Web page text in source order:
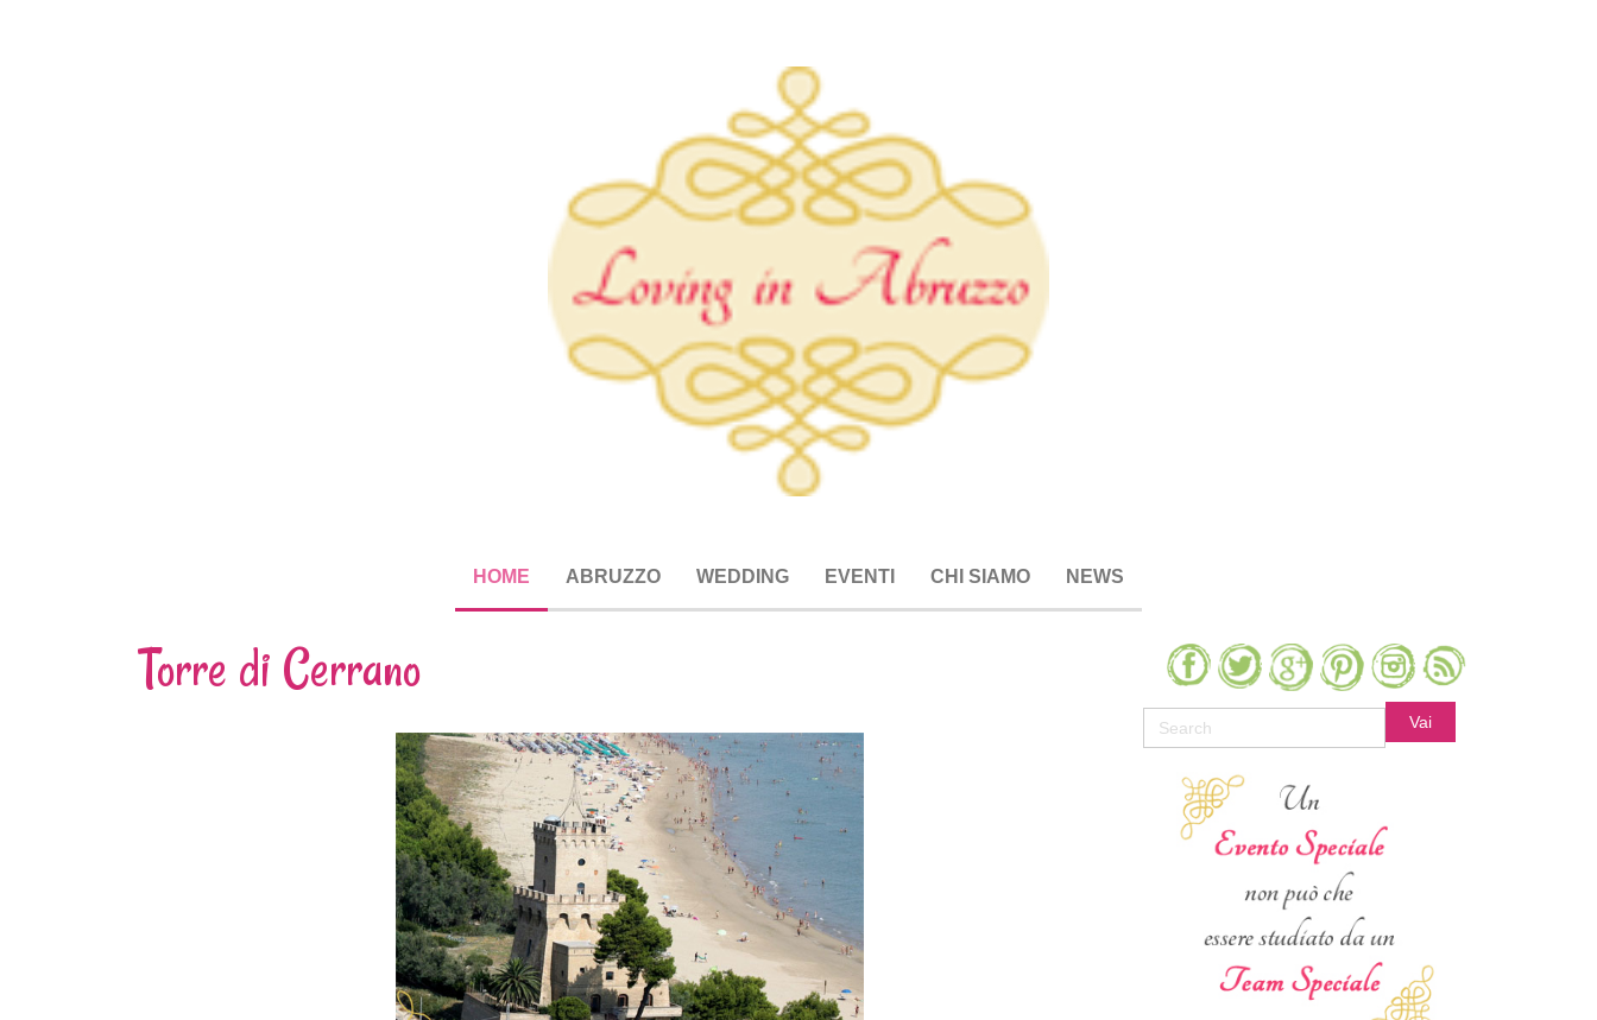
HOME ABRUZZO WEDDING EVENTI CHI SIAMO NEWS
Torre di Cerrano